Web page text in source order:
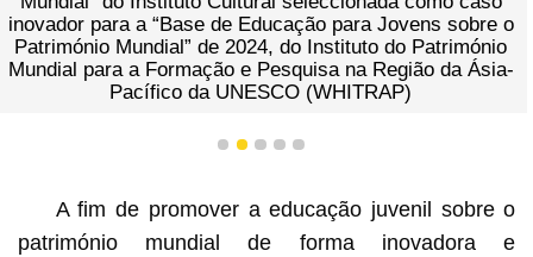
inovador para a “Base de Educação para Jovens sobre o
Património Mundial” de 2024, do Instituto do Património
Mundial para a Formação e Pesquisa na Região da Ásia-
Pacífico da UNESCO (WHITRAP)
1 2 3 4 5
A fim de promover a educação juvenil sobre o
património mundial de forma inovadora e